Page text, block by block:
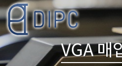
VGA 매